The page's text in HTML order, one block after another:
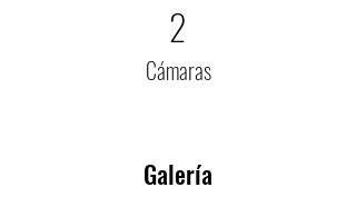
2
Cámaras
Galería